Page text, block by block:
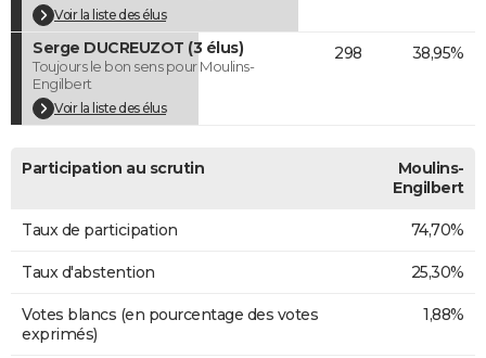
FORUM
Bricolage
Lifestyle
Culture
Sport
Auto
Television
Voyage
Cinema
Voir la liste des élus
Serge DUCREUZOT (3 élus)
Toujours le bon sens pour Moulins-
Engilbert
Voir la liste des élus
298 38,95%
Participation au scrutin
Moulins-
Engilbert
Taux de participation 74,70%
Taux d'abstention 25,30%
Votes blancs (en pourcentage des votes
exprimés)
1,88%